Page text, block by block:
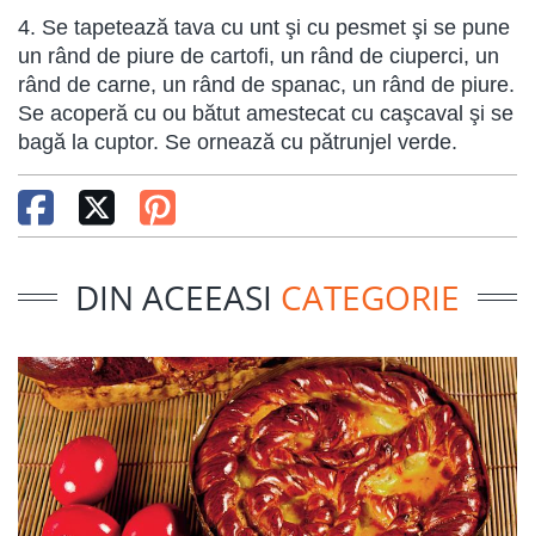
4. Se tapetează tava cu unt şi cu pesmet şi se pune
un rând de piure de cartofi, un rând de ciuperci, un
rând de carne, un rând de spanac, un rând de piure.
Se acoperă cu ou bătut amestecat cu caşcaval şi se
bagă la cuptor. Se ornează cu pătrunjel verde.
DIN ACEEASI CATEGORIE